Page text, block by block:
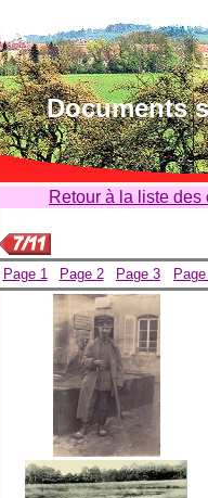
Documents
Retour à la liste
Page 1 Page 2 Page 3